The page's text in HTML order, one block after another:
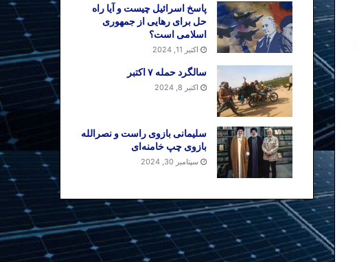
پاسخ اسرائیل چیست و آیا راه
حل برای رهایی از جمهوری
اسلامی است؟
اکتبر 11, 2024
سالگرد حمله ۷ اکتبر
اکتبر 8, 2024
سلیمانی بازوی راست و نصرالله
بازوی چپ خامنه‌ای
سپتامبر 30, 2024